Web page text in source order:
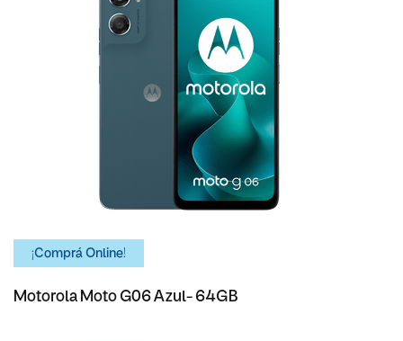
¡Comprá Online!
Motorola Moto G06 Azul- 64GB